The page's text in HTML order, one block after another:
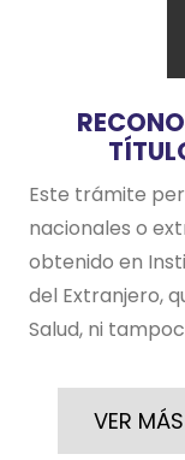
Este trámite
nacionales o
obtenido en
del Extranjero,
Salud, ni
VER MÁS